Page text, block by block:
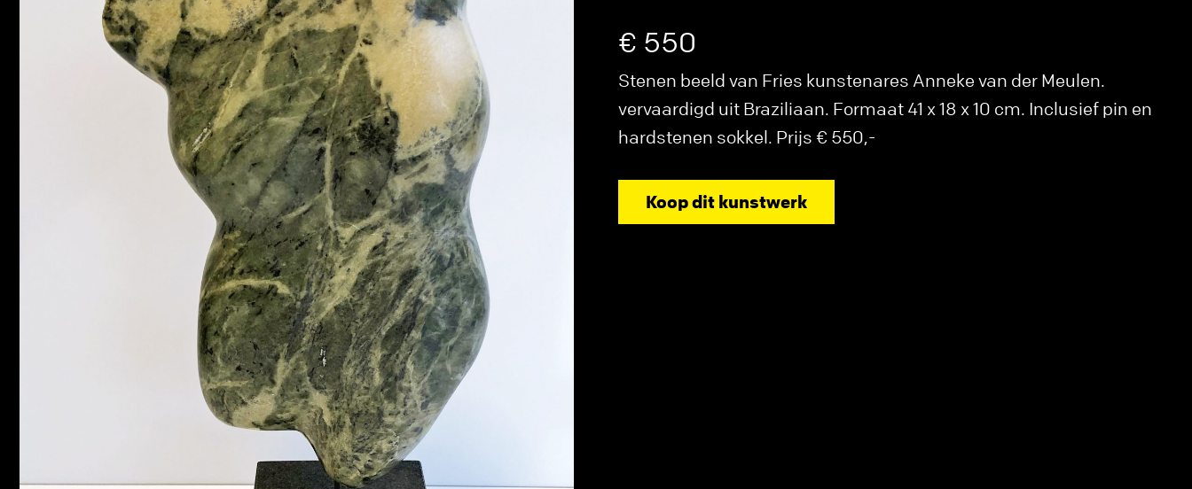
€ 550
Stenen beeld van Fries kunstenares Anneke van der Meulen.
vervaardigd uit Braziliaan. Formaat 41 x 18 x 10 cm. Inclusief pin en
hardstenen sokkel. Prijs € 550,-
Koop dit kunstwerk